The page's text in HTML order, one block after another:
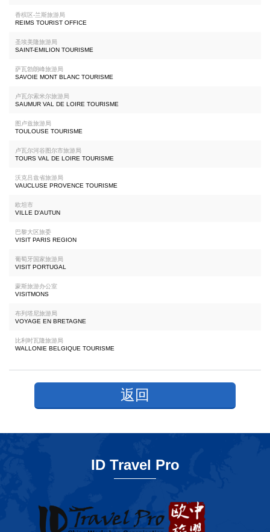
香槟区-兰斯旅游局
REIMS TOURIST OFFICE
圣埃美隆旅游局
SAINT-EMILION TOURISME
萨瓦勃朗峰旅游局
SAVOIE MONT BLANC TOURISME
卢瓦尔索米尔旅游局
SAUMUR VAL DE LOIRE TOURISME
图卢兹旅游局
TOULOUSE TOURISME
卢瓦尔河谷图尔市旅游局
TOURS VAL DE LOIRE TOURISME
沃克吕兹省旅游局
VAUCLUSE PROVENCE TOURISME
欧坦市
VILLE D'AUTUN
巴黎大区旅委
VISIT PARIS REGION
葡萄牙国家旅游局
VISIT PORTUGAL
蒙斯旅游办公室
VISITMONS
布列塔尼旅游局
VOYAGE EN BRETAGNE
比利时瓦隆旅游局
WALLONIE BELGIQUE TOURISME
返回
ID Travel Pro